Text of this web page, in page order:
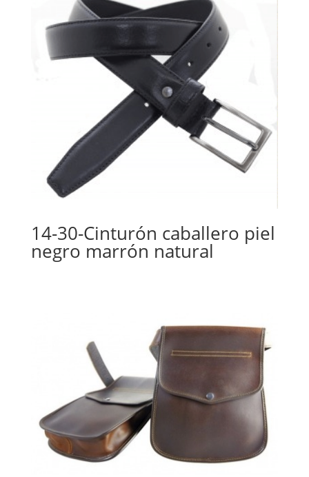
14-30-Cinturón caballero piel
negro marrón natural